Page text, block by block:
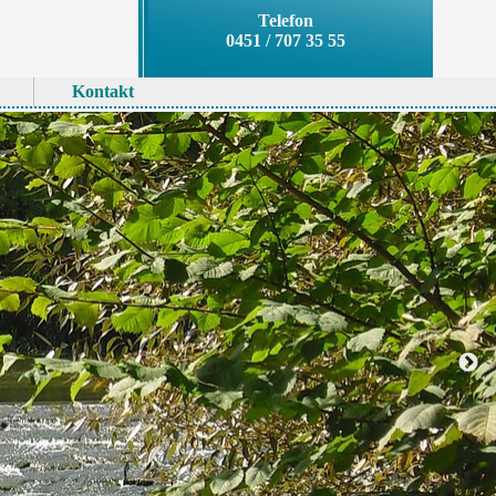
Telefon
0451 / 707 35 55
Kontakt